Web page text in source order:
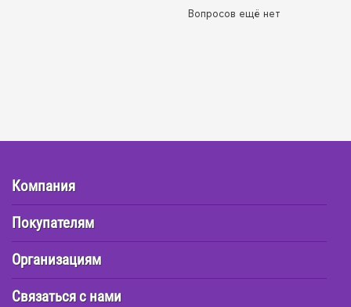
Вопросов ещё нет
Компания
Покупателям
Организациям
Связаться с нами